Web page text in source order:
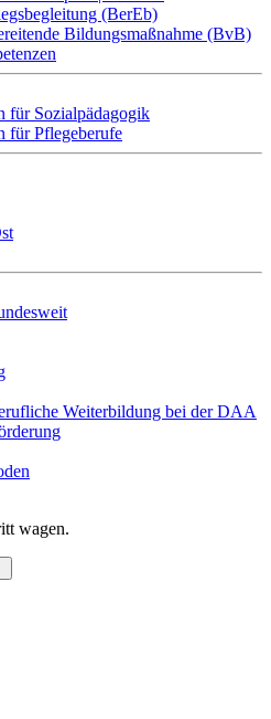
(BerEb)
Bildungsmaßnahme (BvB)
für Sozialpädagogik
für Pflegeberufe
Weiterbildung bei der DAA
wagen.